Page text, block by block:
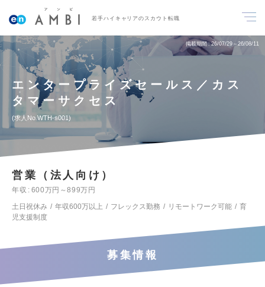
若手ハイキャリアのスカウト転職
掲載期間 26/07/29～26/08/11
エンタープライズセールス／カス
タマーサクセス
求人No.WTH-s001
営業（法人向け）
年収
600万円～899万円
土日祝休み
年収600万以上 フレックス勤務 リモートワーク可能
育
児支援制度
募集情報